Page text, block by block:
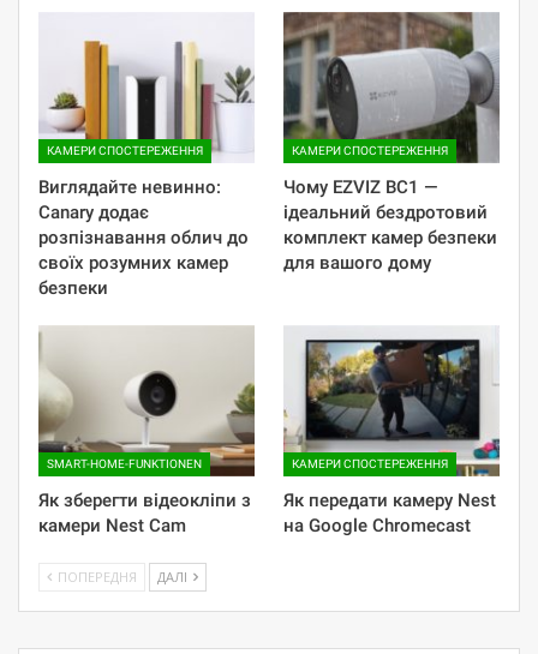
КАМЕРИ СПОСТЕРЕЖЕННЯ
​Виглядайте невинно:
Canary додає
розпізнавання облич до
своїх розумних камер
безпеки
КАМЕРИ СПОСТЕРЕЖЕННЯ
Чому EZVIZ BC1 —
ідеальний бездротовий
комплект камер безпеки
для вашого дому
SMART-HOME-FUNKTIONEN
Як зберегти відеокліпи з
камери Nest Cam
КАМЕРИ СПОСТЕРЕЖЕННЯ
Як передати камеру Nest
на Google Chromecast
ПОПЕРЕДНЯ ДАЛІ